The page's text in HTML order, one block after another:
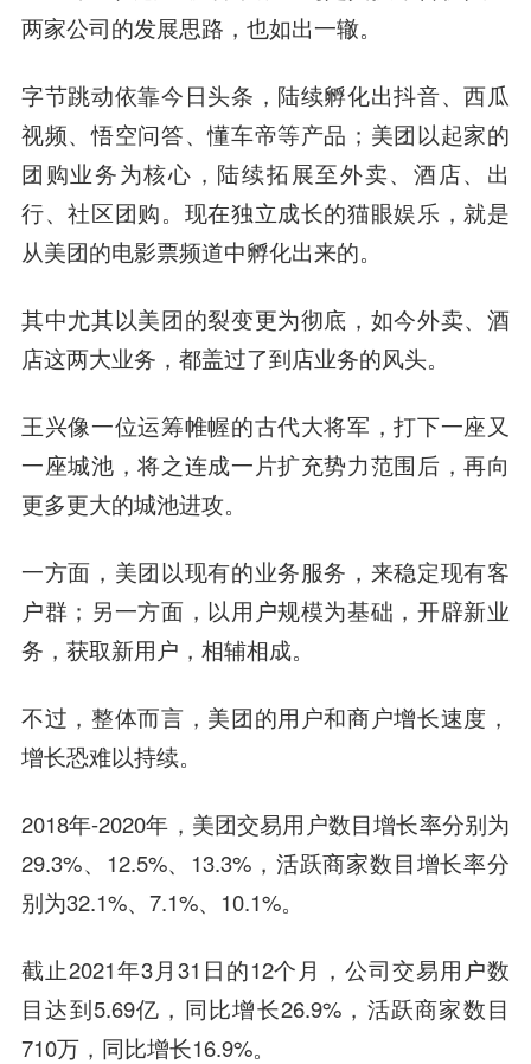
两家公司的发展思路，也如出一辙。
字节跳动依靠今日头条 ，陆续孵化出抖音、西瓜
视频、悟空问答、懂车帝等产品；美团以起家的
团购业务为核心，陆续拓展至外卖、酒店、出
行、社区团购。现在独立成长的猫眼娱乐，就是
从美团的电影票频道中孵化出来的。
其中尤其以美团的裂变更为彻底，如今外卖、酒
店这两大业务，都盖过了到店业务的风头。
王兴像一位运筹帷幄的古代大将军，打下一座又
一座城池，将之连成一片扩充势力范围后，再向
更多更大的城池进攻。
一方面，美团以现有的业务服务，来稳定现有客
户群；另一方面，以用户规模为基础，开辟新业
务，获取新用户，相辅相成。
不过，整体而言， 美团的用户和商户增长速度，
增长恐难以持续。
2018年-2020年，美团交易用户数目增长率分别为
29.3%、12.5%、13.3%，活跃商家数目增长率分
别为32.1%、7.1%、10.1%。
截止2021年3月31日的12个月，公司交易用户数
目达到5.69亿，同比增长26.9%，活跃商家数目
710万，同比增长16.9%。